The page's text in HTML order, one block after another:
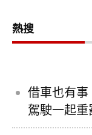
熱搜
借車也有事
駕駛一起重